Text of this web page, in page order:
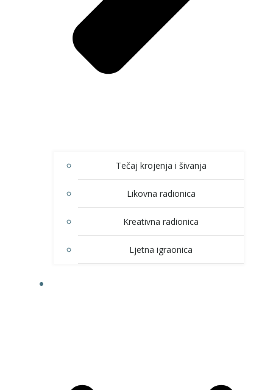
Tečaj krojenja i šivanja
Likovna radionica
Kreativna radionica
Ljetna igraonica